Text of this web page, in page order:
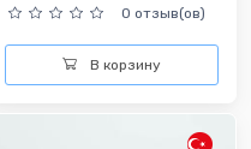
0 отзыв(ов)
В корзину